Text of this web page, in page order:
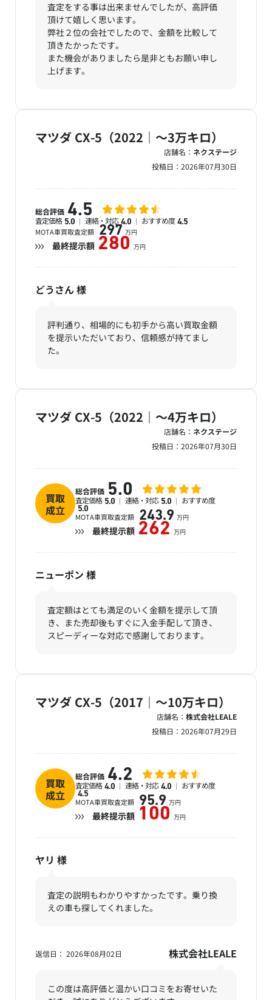
査定をする事は出来ませんでしたが、高評価
頂けて嬉しく思います。
弊社２位の会社でしたので、金額を比較して
頂きたかったです。
また機会がありましたら是非ともお願い申し
上げます。
マツダ CX-5（2022｜～3万キロ）
店舗名： ネクステージ
投稿日： 2026年07月30日
総合評価 4.5
査定価格 5.0 連絡・対応 4.0 おすすめ度 4.5
MOTA車買取査定額 297 万円
最終提示額 280 万円
どうさん様
評判通り、相場的にも初手から高い買取金額
を提示いただいており、信頼感が持てまし
た。
マツダ CX-5（2022｜～4万キロ）
店舗名： ネクステージ
投稿日： 2026年07月30日
買取
成立
総合評価 5.0
査定価格 5.0 連絡・対応 5.0 おすすめ度
5.0
MOTA車買取査定額 243.9 万円
最終提示額 262 万円
ニューポン 様
査定額はとても満足のいく金額を提示して頂
き、また売却後もすぐに入金手配して頂き、
スピーディーな対応で感謝しております。
マツダ CX-5（2017｜～10万キロ）
店舗名： 株式会社LEALE
投稿日： 2026年07月29日
買取
成立
総合評価 4.2
査定価格 4.0 連絡・対応 4.0 おすすめ度
4.5
MOTA車買取査定額 95.9 万円
最終提示額 100 万円
ヤリ 様
査定の説明もわかりやすかったです。乗り換
えの車も探してくれました。
この度は高評価と温かい口コミをお寄せいた
株式会社LEALE
返信日： 2026年08月02日